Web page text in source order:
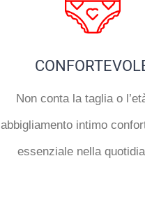
Non conta la taglia o
abbigliamento intimo
essenziale nella